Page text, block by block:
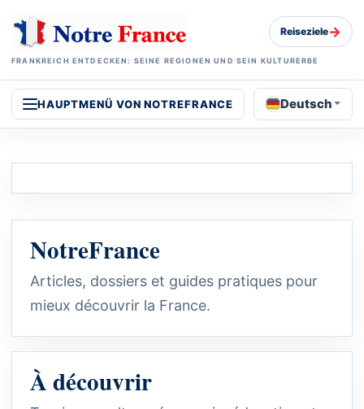
FRANKREICH ENTDECKEN: SEINE REGIONEN UND SEIN KULTURERBE
Reiseziele→
HAUPTMENÜ VON NOTREFRANCE Deutsch
NotreFrance
Articles, dossiers et guides pratiques pour
mieux découvrir la France.
À découvrir